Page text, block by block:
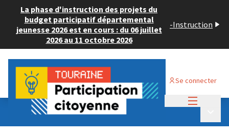
La phase d'instruction des projets du
budget participatif départemental
jeunesse 2026 est en cours : du 06 juillet
2026 au 11 octobre 2026
-Instruction
Se connecter
Budget Participatif JEUNESSE 2024
💡 Consulter les projets déposés